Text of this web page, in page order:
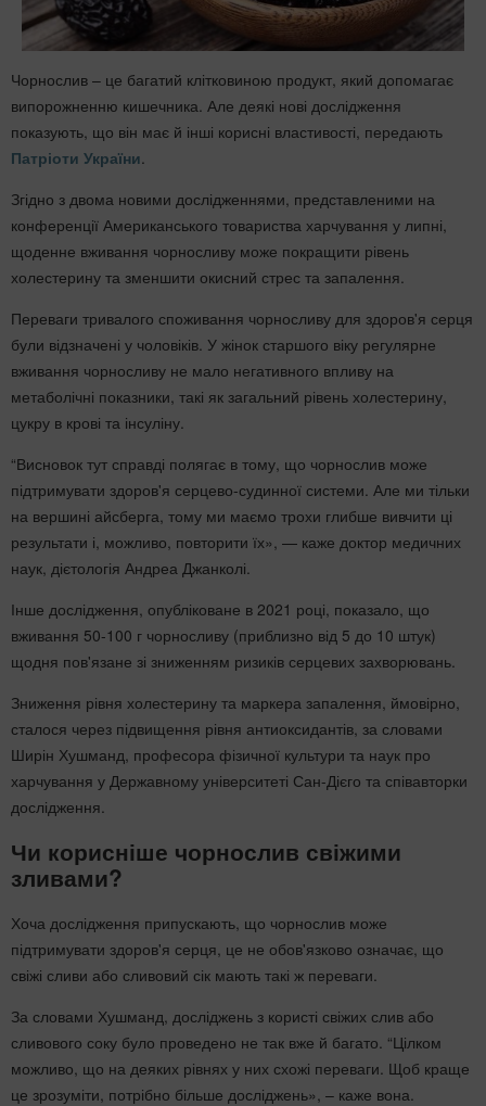
Чорнослив – це багатий клітковиною продукт, який допомагає
випорожненню кишечника. Але деякі нові дослідження
показують, що він має й інші корисні властивості, передають
Патріоти України
Згідно з двома новими дослідженнями, представленими на
конференції Американського товариства харчування у липні,
щоденне вживання чорносливу може покращити рівень
холестерину та зменшити окисний стрес та запалення.
Переваги тривалого споживання чорносливу для здоров'я серця
були відзначені у чоловіків. У жінок старшого віку регулярне
вживання чорносливу не мало негативного впливу на
метаболічні показники, такі як загальний рівень холестерину,
цукру в крові та інсуліну.
“Висновок тут справді полягає в тому, що чорнослив може
підтримувати здоров'я серцево-судинної системи. Але ми тільки
на вершині айсберга, тому ми маємо трохи глибше вивчити ці
результати і, можливо, повторити їх», — каже доктор медичних
наук, дієтологія Андреа Джанколі.
Інше дослідження, опубліковане в 2021 році, показало, що
вживання 50-100 г чорносливу (приблизно від 5 до 10 штук)
щодня пов'язане зі зниженням ризиків серцевих захворювань.
Зниження рівня холестерину та маркера запалення, ймовірно,
сталося через підвищення рівня антиоксидантів, за словами
Ширін Хушманд, професора фізичної культури та наук про
харчування у Державному університеті Сан-Дієго та співавторки
дослідження.
Чи корисніше чорнослив свіжими
зливами?
Хоча дослідження припускають, що чорнослив може
підтримувати здоров'я серця, це не обов'язково означає, що
свіжі сливи або сливовий сік мають такі ж переваги.
За словами Хушманд, досліджень з користі свіжих слив або
сливового соку було проведено не так вже й багато. “Цілком
можливо, що на деяких рівнях у них схожі переваги. Щоб краще
це зрозуміти, потрібно більше досліджень», – каже вона.